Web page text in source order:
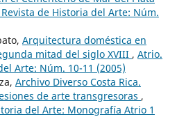
de Historia del Arte: Núm.
Arquitectura doméstica en
mitad del siglo XVIII , Atrio.
Arte: Núm. 10-11 (2005)
Archivo Diverso Costa Rica.
de arte transgresoras ,
del Arte: Monografía Atrio 1